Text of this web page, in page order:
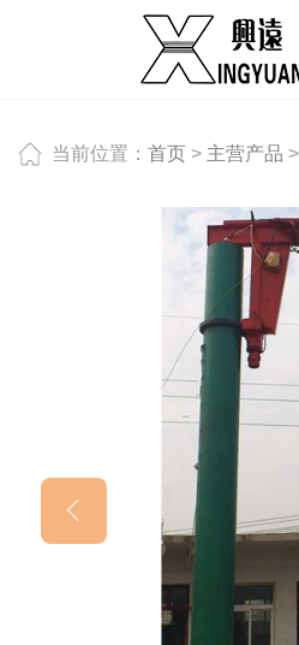
当前位置： 首页 > 主营产品 >